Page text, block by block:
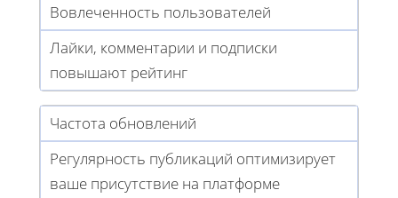
Вовлеченность пользователей
Лайки, комментарии и подписки
повышают рейтинг
Частота обновлений
Регулярность публикаций оптимизирует
ваше присутствие на платформе